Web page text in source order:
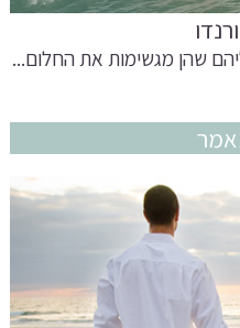
שהן מגשימות את החלום...